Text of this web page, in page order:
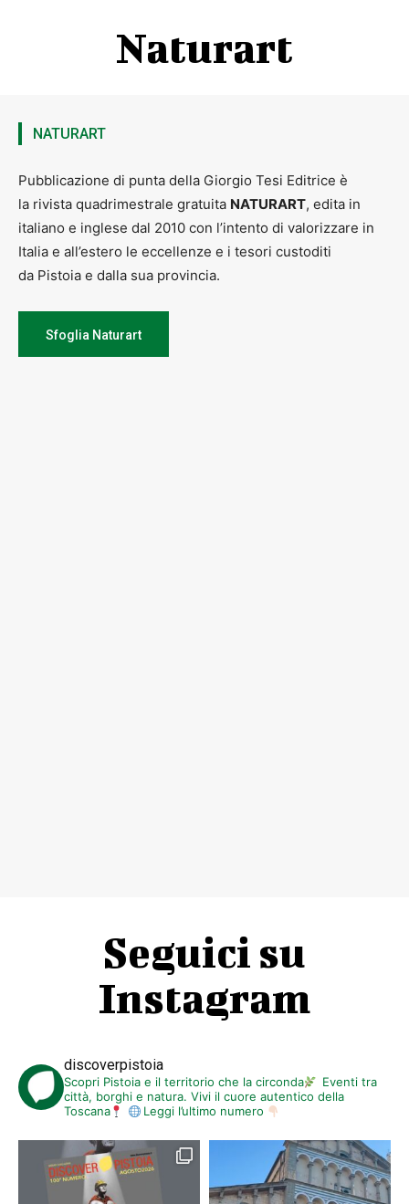
Naturart
NATURART
Pubblicazione di punta della Giorgio Tesi Editrice è
la rivista quadrimestrale gratuita NATURART, edita in
italiano e inglese dal 2010 con l’intento di valorizzare in
Italia e all’estero le eccellenze e i tesori custoditi
da Pistoia e dalla sua provincia.
Sfoglia Naturart
Seguici su
Instagram
discoverpistoia
Scopri Pistoia e il territorio che la circonda
Eventi tra
città, borghi e natura. Vivi il cuore autentico della
Toscana
Leggi l’ultimo numero